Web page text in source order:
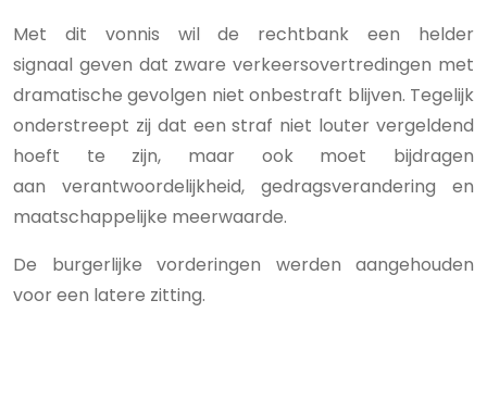
Met dit vonnis wil de rechtbank een helder
signaal geven dat zware verkeersovertredingen met
dramatische gevolgen niet onbestraft blijven. Tegelijk
onderstreept zij dat een straf niet louter vergeldend
hoeft te zijn, maar ook moet bijdragen
aan verantwoordelijkheid, gedragsverandering en
maatschappelijke meerwaarde.
De burgerlijke vorderingen werden aangehouden
voor een latere zitting.